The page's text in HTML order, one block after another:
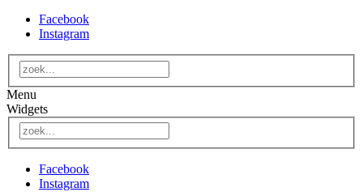
Facebook
Instagram
Menu
Widgets
Facebook
Instagram